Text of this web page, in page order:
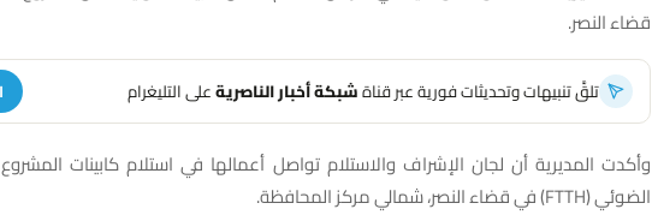
قضاء النصر.
تلقَّ تنبيهات وتحديثات فورية عبر قناةشبكة أخبار الناصريةعلى التليغرام
وأكدت المديرية أن لجان الإشراف والاستلام تواصل أعمالها في استلام كابينات
الضوئي (FTTH) في قضاء النصر، شمالي مركز المحافظة.